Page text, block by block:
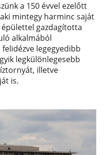
a 150 évvel ezelőtt
mintegy harminc saját
gazdagította
alkalmából
legegyedibb
legkülönlegesebb
illetve
is.